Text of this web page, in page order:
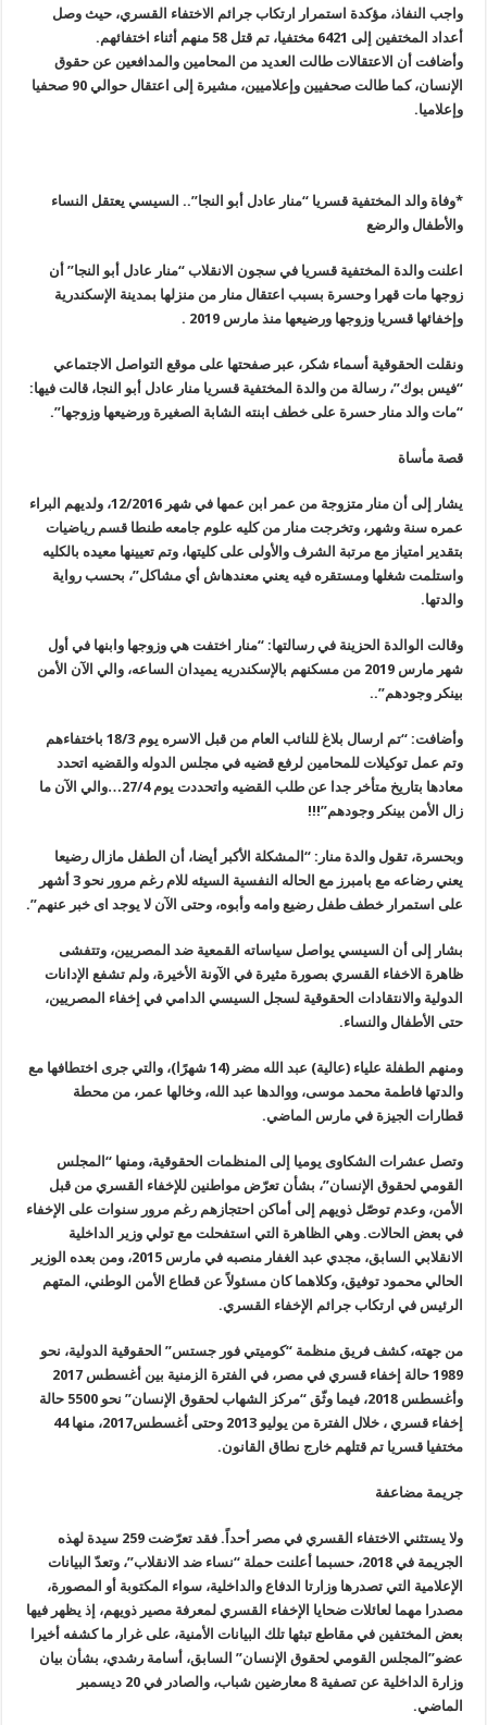
واجب النفاذ، مؤكدة استمرار ارتكاب جرائم الاختفاء القسري، حيث وصل
أعداد المختفين إلى 6421 مختفيا، تم قتل 58 منهم أثناء اختفائهم
.
وأضافت أن الاعتقالات طالت العديد من المحامين والمدافعين عن حقوق
الإنسان، كما طالت صحفيين وإعلاميين، مشيرة إلى اعتقال حوالي 90 صحفيا
وإعلاميا.
*وفاة والد المختفية قسريا “منار عادل أبو النجا”.. السيسي يعتقل النساء
والأطفال والرضع
اعلنت والدة المختفية قسريا في سجون الانقلاب “منار عادل أبو النجا” أن
زوجها مات قهرا وحسرة بسبب اعتقال منار من منزلها بمدينة الإسكندرية
وإخفائها قسريا وزوجها ورضيعها منذ مارس 2019
.
ونقلت الحقوقية أسماء شكر، عبر صفحتها على موقع التواصل الاجتماعي
“فيس بوك”، رسالة من والدة المختفية قسريا منار عادل أبو النجا، قالت فيها:
“مات والد منار حسرة على خطف ابنته الشابة الصغيرة ورضيعها وزوجها”.
قصة مأساة
يشار إلى أن منار متزوجة من عمر ابن عمها في شهر 12/2016، ولديهم البراء
عمره سنة وشهر، وتخرجت منار من كليه علوم جامعه طنطا قسم رياضيات
بتقدير امتياز مع مرتبة الشرف والأولى على كليتها، وتم تعيينها معيده بالكليه
واستلمت شغلها ومستقره فيه يعني معندهاش أي مشاكل”، بحسب رواية
والدتها.
وقالت الوالدة الحزينة في رسالتها: “منار اختفت هي وزوجها وابنها في أول
شهر مارس 2019 من مسكنهم بالإسكندريه يميدان الساعه، والي الآن الأمن
بينكر وجودهم”..
وأضافت: “تم ارسال بلاغ للنائب العام من قبل الاسره يوم 18/3 باختفاءهم
وتم عمل توكيلات للمحامين لرفع قضيه في مجلس الدوله والقضيه اتحدد
معادها بتاريخ متأخر جدا عن طلب القضيه واتحددت يوم 27/4…والي الآن ما
زال الأمن بينكر وجودهم”!!!
وبحسرة، تقول والدة منار: “المشكلة الأكبر أيضا، أن الطفل مازال رضيعا
يعني رضاعه مع بامبرز مع الحاله النفسية السيئه للام رغم مرور نحو 3 أشهر
على استمرار خطف طفل رضيع وامه وأبوه، وحتى الآن لا يوجد اى خبر عنهم”.
بشار إلى أن السيسي يواصل سياساته القمعية ضد المصريين، وتتفشى
ظاهرة الاخفاء القسري بصورة مثيرة في الآونة الأخيرة، ولم تشفع الإدانات
الدولية والانتقادات الحقوقية لسجل السيسي الدامي في إخفاء المصريين،
حتى الأطفال والنساء.
ومنهم الطفلة علياء (عالية) عبد الله مضر (14 شهرًا)، والتي جرى اختطافها مع
والدتها فاطمة محمد موسى، ووالدها عبد الله، وخالها عمر، من محطة
قطارات الجيزة في مارس الماضي.
وتصل عشرات الشكاوى يوميا إلى المنظمات الحقوقية، ومنها “المجلس
القومي لحقوق الإنسان”، بشأن تعرّض مواطنين للإخفاء القسري من قبل
الأمن، وعدم توصّل ذويهم إلى أماكن احتجازهم رغم مرور سنوات على الإخفاء
في بعض الحالات. وهي الظاهرة التي استفحلت مع تولي وزير الداخلية
الانقلابي السابق، مجدي عبد الغفار منصبه في مارس 2015، ومن بعده الوزير
الحالي محمود توفيق، وكلاهما كان مسئولاً عن قطاع الأمن الوطني، المتهم
الرئيس في ارتكاب جرائم الإخفاء القسري.
من جهته، كشف فريق منظمة “كوميتي فور جستس” الحقوقية الدولية، نحو
1989 حالة إخفاء قسري في مصر، في الفترة الزمنية بين أغسطس 2017
وأغسطس 2018، فيما وثّق “مركز الشهاب لحقوق الإنسان” نحو 5500 حالة
إخفاء قسري ، خلال الفترة من يوليو 2013 وحتى أغسطس2017، منها 44
مختفيا قسريا تم قتلهم خارج نطاق القانون.
جريمة مضاعفة
ولا يستثني الاختفاء القسري في مصر أحداً. فقد تعرّضت 259 سيدة لهذه
الجريمة في 2018، حسبما أعلنت حملة “نساء ضد الانقلاب”، وتعدّ البيانات
الإعلامية التي تصدرها وزارتا الدفاع والداخلية، سواء المكتوبة أو المصورة،
مصدرا مهما لعائلات ضحايا الإخفاء القسري لمعرفة مصير ذويهم، إذ يظهر فيها
بعض المختفين في مقاطع تبثها تلك البيانات الأمنية، على غرار ما كشفه أخيرا
عضو”المجلس القومي لحقوق الإنسان” السابق، أسامة رشدي، بشأن بيان
وزارة الداخلية عن تصفية 8 معارضين شباب، والصادر في 20 ديسمبر
الماضي.